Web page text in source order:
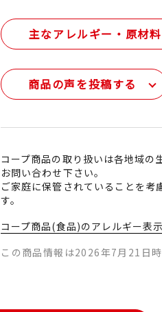
主なアレルギー・原材
商品の声を投稿する
コープ商品の取り扱いは各地域の
お問い合わせ下さい。
ご家庭に保管されていることを考
す。
コープ商品(食品)のアレルギー表
この商品情報は2026年7月21日時